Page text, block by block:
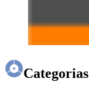
Categorias